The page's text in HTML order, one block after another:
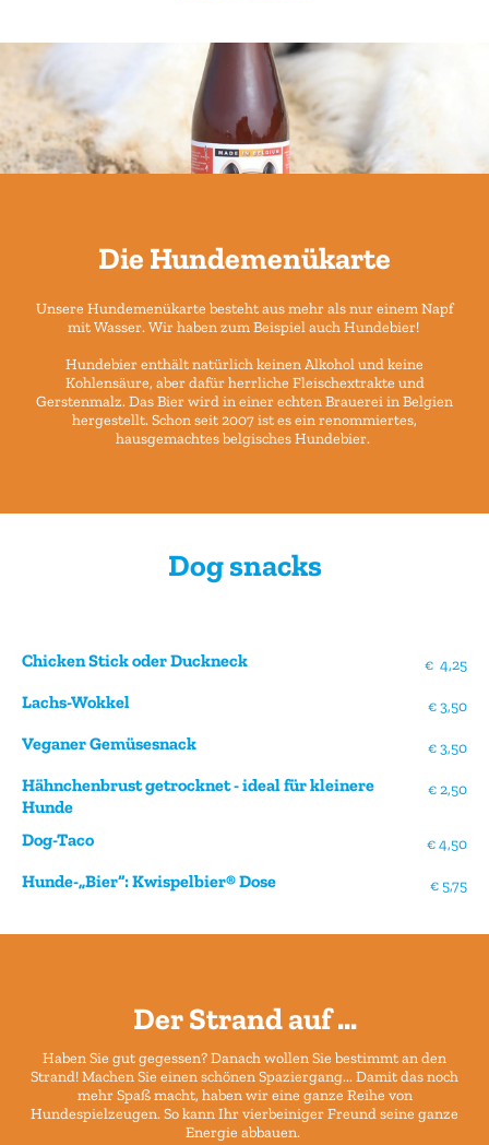
Die Hundemenükarte
Unsere Hundemenükarte besteht aus mehr als nur einem Napf
mit Wasser. Wir haben zum Beispiel auch Hundebier!
Hundebier enthält natürlich keinen Alkohol und keine
Kohlensäure, aber dafür herrliche Fleischextrakte und
Gerstenmalz. Das Bier wird in einer echten Brauerei in Belgien
hergestellt. Schon seit 2007 ist es ein renommiertes,
hausgemachtes belgisches Hundebier.
Dog snacks
Chicken Stick oder Duckneck € 4,25
Lachs-Wokkel € 3,50
Veganer Gemüsesnack € 3,50
Hähnchenbrust getrocknet - ideal für kleinere
Hunde
€ 2,50
Dog-Taco € 4,50
Hunde-„Bier“: Kwispelbier® Dose € 5,75
Der Strand auf ...
Haben Sie gut gegessen? Danach wollen Sie bestimmt an den
Strand! Machen Sie einen schönen Spaziergang... Damit das noch
mehr Spaß macht, haben wir eine ganze Reihe von
Hundespielzeugen. So kann Ihr vierbeiniger Freund seine ganze
Energie abbauen.